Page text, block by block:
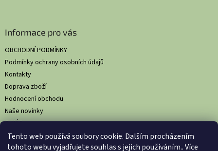
Tento web používá soubory cookie. Dalším procházením
tohoto webu vyjadřujete souhlas s jejich používáním.. Více
Informace pro vás
OBCHODNÍ PODMÍNKY
Podmínky ochrany osobních údajů
Kontakty
Doprava zboží
Hodnocení obchodu
Naše novinky
O NÁS